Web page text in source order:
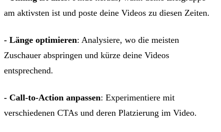
am aktivsten ist und poste deine Videos zu diesen Zeiten.
- Länge optimieren: Analysiere, wo die meisten
Zuschauer abspringen und kürze deine Videos
entsprechend.
- Call-to-Action anpassen: Experimentiere mit
verschiedenen CTAs und deren Platzierung im Video.